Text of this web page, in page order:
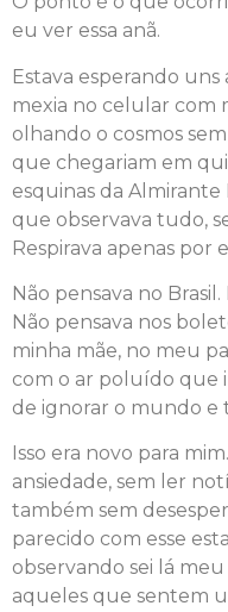
eu ver essa anã.
Estava esperando uns
mexia no celular com
olhando o cosmos
que chegariam em
esquinas da
que observava tudo,
Respirava apenas por
Não pensava no
Não pensava nos
minha mãe, no meu
com o ar poluído que
de ignorar o mundo e
Isso era novo para
ansiedade, sem ler
também sem
parecido com esse
observando sei lá
aqueles que sentem